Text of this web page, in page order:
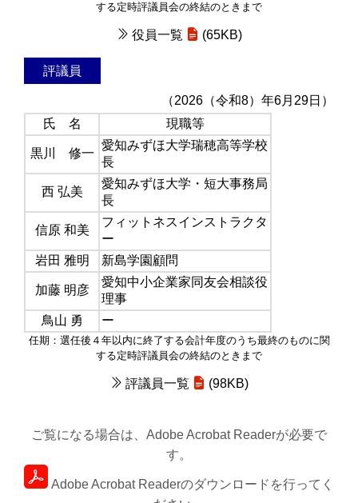
する定時評議員会の終結のときまで
役員一覧 (65KB)
評議員
（2026（令和8）年6月29日）
氏 名
現職等
黒川 修一
愛知みずほ大学瑞穂高等学校
長
西 弘美
愛知みずほ大学・短大事務局
長
信原 和美
フィットネスインストラクタ
ー
岩田 雅明
新島学園顧問
加藤 明彦
愛知中小企業家同友会相談役
理事
鳥山 勇
ー
任期：選任後４年以内に終了する会計年度のうち最終のものに関
する定時評議員会の終結のときまで
評議員一覧 (98KB)
ご覧になる場合は、Adobe Acrobat Readerが必要で
す。
Adobe Acrobat Readerのダウンロードを行ってく